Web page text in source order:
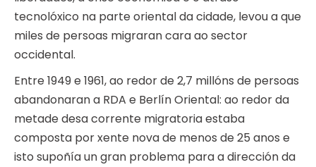
tecnolóxico na parte oriental da cidade, levou a que
miles de persoas migraran cara ao sector
occidental.
Entre 1949 e 1961, ao redor de 2,7 millóns de persoas
abandonaran a RDA e Berlín Oriental: ao redor da
metade desa corrente migratoria estaba
composta por xente nova de menos de 25 anos e
isto supoñía un gran problema para a dirección da